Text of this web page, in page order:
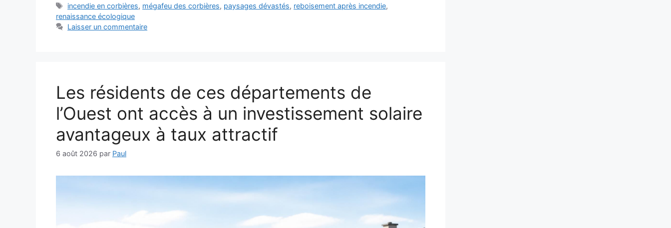
Étiquettes
incendie en corbières, mégafeu des corbières, paysages dévastés, reboisement après incendie,
renaissance écologique
Laisser un commentaire
Les résidents de ces départements de
l’Ouest ont accès à un investissement solaire
avantageux à taux attractif
6 août 2026 par Paul